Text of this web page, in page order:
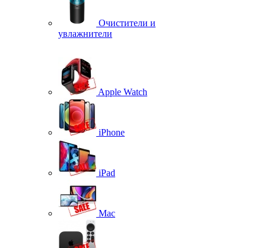
Очистители и
увлажнители
Apple Watch
iPhone
iPad
Mac